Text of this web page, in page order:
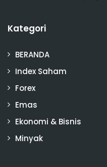
Kategori
BERANDA
Index Saham
Forex
Emas
Ekonomi & Bisnis
Minyak